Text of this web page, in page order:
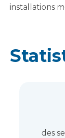
installations
des